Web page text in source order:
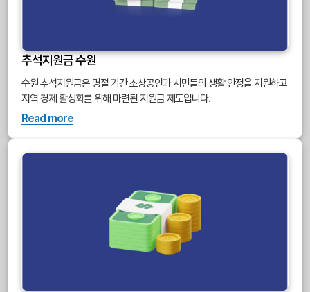
추석지원금 수원
수원 추석지원금은 명절 기간 소상공인과 시민들의 생활 안정을 지원하고
지역 경제 활성화를 위해 마련된 지원금 제도입니다.
Read more